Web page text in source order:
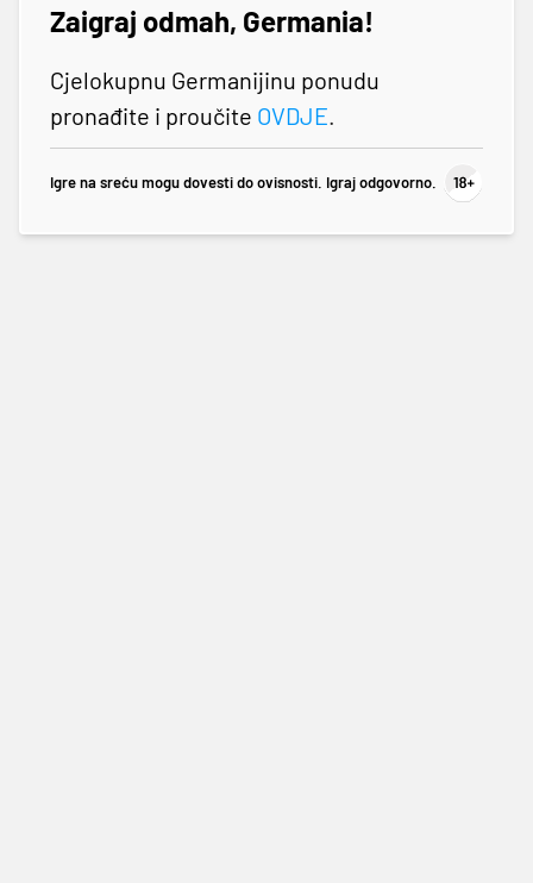
Zaigraj odmah, Germania!
Cjelokupnu Germanijinu ponudu
pronađite i proučite OVDJE.
Igre na sreću mogu dovesti do ovisnosti. Igraj odgovorno.